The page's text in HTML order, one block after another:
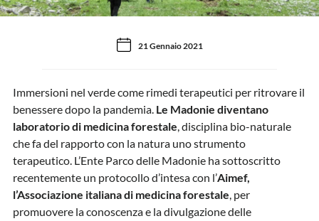
21 Gennaio 2021
Immersioni nel verde come rimedi terapeutici per ritrovare il
benessere dopo la pandemia. Le Madonie diventano
laboratorio di medicina forestale, disciplina bio-naturale
che fa del rapporto con la natura uno strumento
terapeutico. L’Ente Parco delle Madonie ha sottoscritto
recentemente un protocollo d’intesa con l’Aimef,
l’Associazione italiana di medicina forestale, per
promuovere la conoscenza e la divulgazione delle